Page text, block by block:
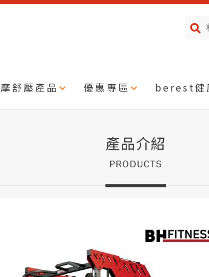
舒壓產品 優惠專區 berest健
產品介紹
PRODUCTS